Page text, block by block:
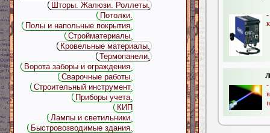
Шторы. Жалюзи. Роллеты.
Потолки.
Полы и напольные покрытия.
Стройматериалы.
Кровельные материалы.
Термопанели.
Ворота заборы и ограждения.
Сварочные работы.
Строительный инструмент.
Приборы учета.
КИП
Лампы и светильники.
Быстровозводимые здания.